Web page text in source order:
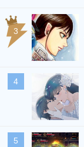
3
4
5